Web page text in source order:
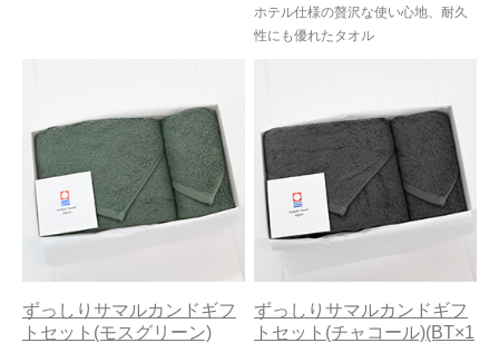
ホテル仕様の贅沢な使い心地、耐久
性にも優れたタオル
ずっしりサマルカンドギフ
トセット(モスグリーン)
ずっしりサマルカンドギフ
トセット(チャコール)(BT×1